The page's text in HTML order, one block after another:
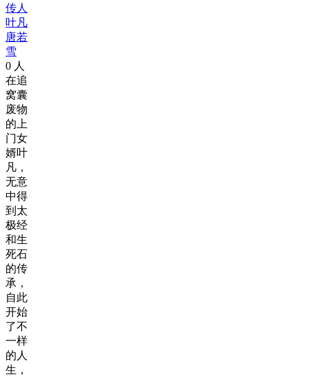
传人
叶凡
唐若
雪
0 人
在追
窝囊
废物
的上
门女
婿叶
凡，
无意
中得
到太
极经
和生
死石
的传
承，
自此
开始
了不
一样
的人
生，